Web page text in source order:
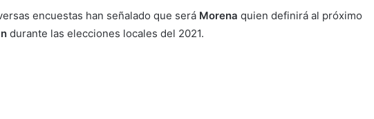
encuestas han señalado que será Morena quien definirá al próximo
durante las elecciones locales del 2021.